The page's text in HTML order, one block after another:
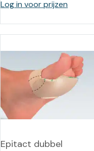
Log in voor prijzen
Epitact dubbel